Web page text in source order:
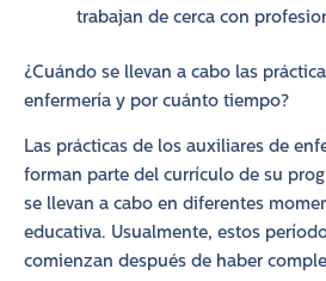
trabajan de cerca con
¿Cuándo se llevan a cabo las
enfermería y por cuánto tiempo?
Las prácticas de los auxiliares de
forman parte del currículo de su
se llevan a cabo en diferentes
educativa. Usualmente, estos
comienzan después de haber